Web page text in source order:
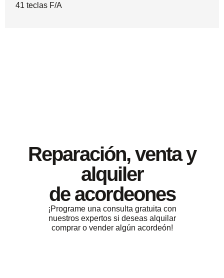
41 teclas F/A
Reparación, venta y
alquiler
de acordeones
¡Programe una consulta gratuita con
nuestros expertos si deseas alquilar
comprar o vender algún acordeón!